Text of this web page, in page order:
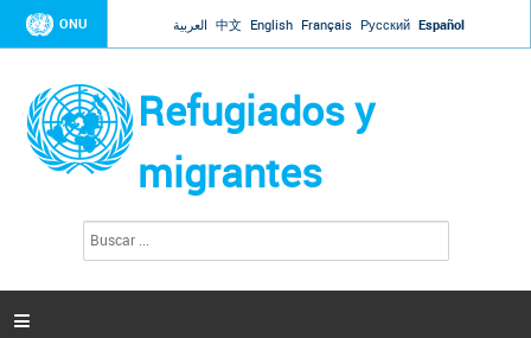
Jump to navigation
ONU العربية 中文 English Français Русский Español
Refugiados y
migrantes
s
